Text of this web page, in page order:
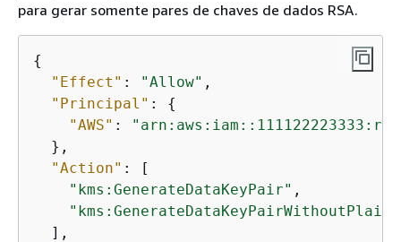
para gerar somente pares de chaves de dados RSA.
{
"Effect" : "Allow" ,
"Principal" : {
"AWS" :
  },
"Action" : [
"kms:GenerateDataKeyPair" ,
  ],